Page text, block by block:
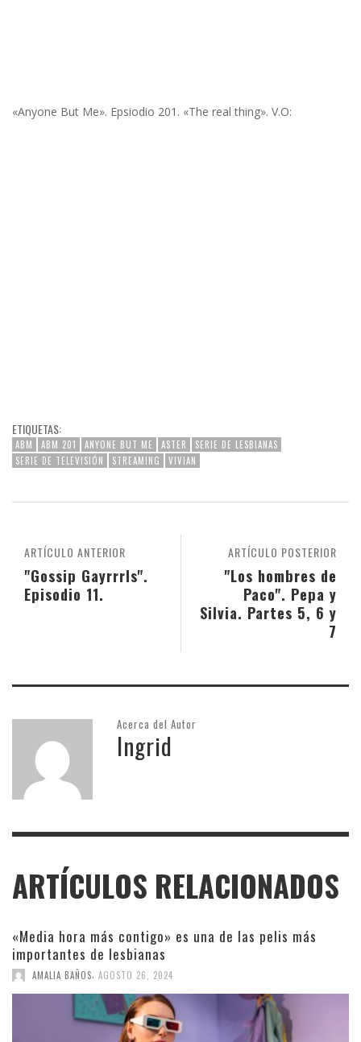
«Anyone But Me». Epsiodio 201. «The real thing». V.O:
ETIQUETAS:
ABM ABM 201 ANYONE BUT ME ASTER
SERIE DE LESBIANAS
SERIE DE TELEVISIÓN
STREAMING VIVIAN
ARTÍCULO POSTERIOR
"Los hombres de
Paco". Pepa y
Silvia. Partes 5, 6 y
7
ARTÍCULO ANTERIOR
"Gossip Gayrrrls".
Episodio 11.
Acerca del Autor
Ingrid
ARTÍCULOS RELACIONADOS
«Media hora más contigo» es una de las pelis más
importantes de lesbianas
AMALIA BAÑOS AGOSTO 26, 2024